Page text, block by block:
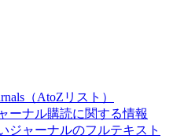
（AtoZリスト）
ーナル購読に関する情報
ジャーナルのフルテキスト